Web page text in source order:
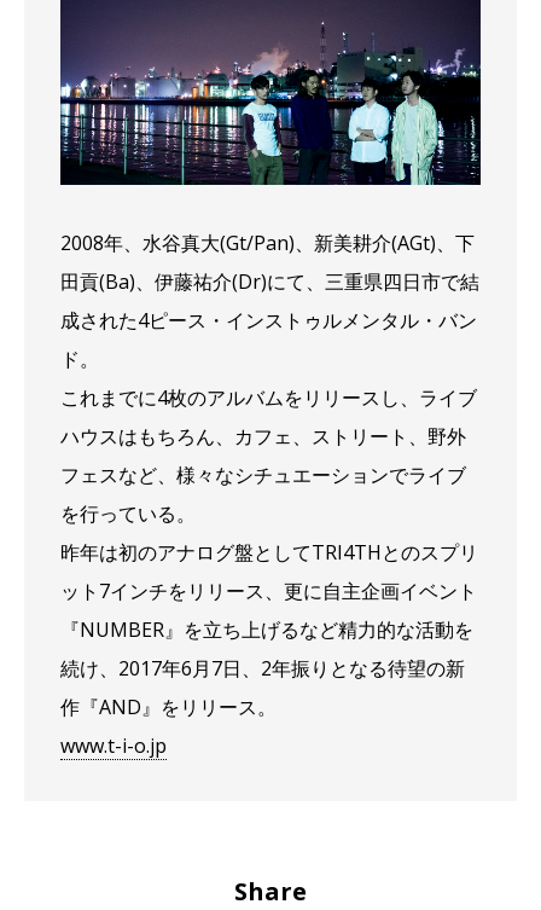
2008年、水谷真大(Gt/Pan)、新美耕介(AGt)、下
田貢(Ba)、伊藤祐介(Dr)にて、三重県四日市で結
成された4ピース・インストゥルメンタル・バン
ド。
これまでに4枚のアルバムをリリースし、ライブ
ハウスはもちろん、カフェ、ストリート、野外
フェスなど、様々なシチュエーションでライブ
を行っている。
昨年は初のアナログ盤としてTRI4THとのスプリ
ット7インチをリリース、更に自主企画イベント
『NUMBER』を立ち上げるなど精力的な活動を
続け、2017年6月7日、2年振りとなる待望の新
作『AND』をリリース。
www.t-i-o.jp
Share